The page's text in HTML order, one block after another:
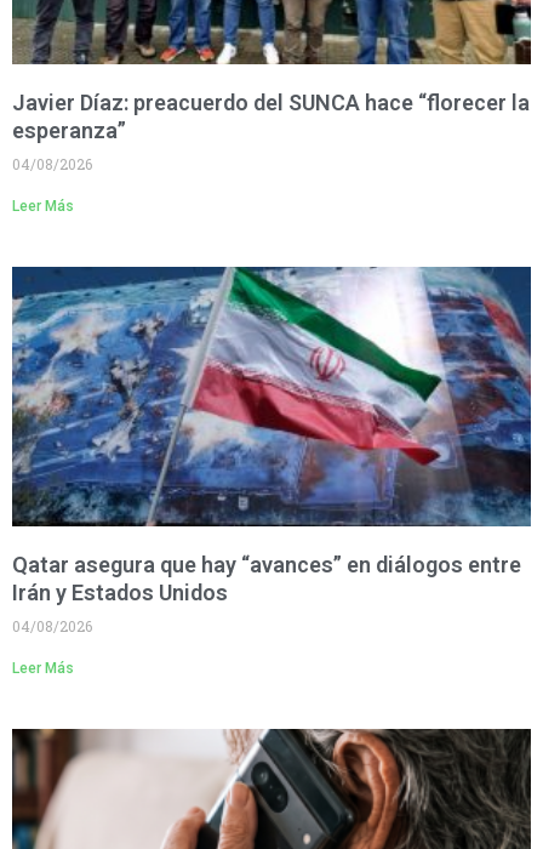
Javier Díaz: preacuerdo del SUNCA hace “florecer la
esperanza”
04/08/2026
Leer Más
Qatar asegura que hay “avances” en diálogos entre
Irán y Estados Unidos
04/08/2026
Leer Más